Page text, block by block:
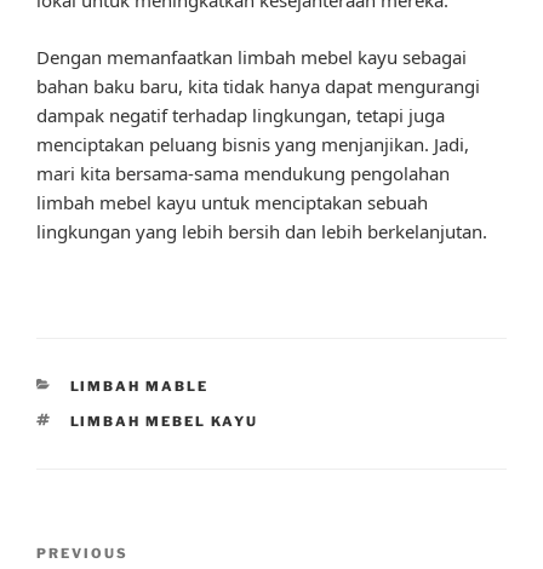
Dengan memanfaatkan limbah mebel kayu sebagai
bahan baku baru, kita tidak hanya dapat mengurangi
dampak negatif terhadap lingkungan, tetapi juga
menciptakan peluang bisnis yang menjanjikan. Jadi,
mari kita bersama-sama mendukung pengolahan
limbah mebel kayu untuk menciptakan sebuah
lingkungan yang lebih bersih dan lebih berkelanjutan.
CATEGORIES
LIMBAH MABLE
TAGS
LIMBAH MEBEL KAYU
Previous
PREVIOUS